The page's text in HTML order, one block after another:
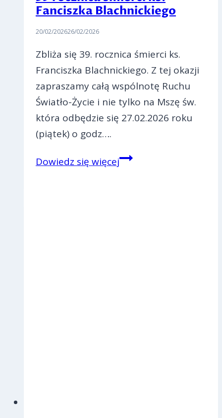
Fanciszka Blachnickiego
20/02/202626/02/2026
Zbliża się 39. rocznica śmierci ks.
Franciszka Blachnickiego. Z tej okazji
zapraszamy całą wspólnotę Ruchu
Światło-Życie i nie tylko na Mszę św.
która odbędzie się 27.02.2026 roku
(piątek) o godz….
Dowiedz się więcej39